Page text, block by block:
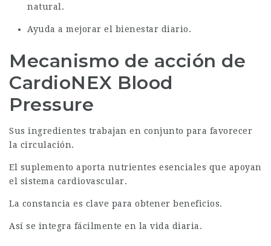
natural.
Ayuda a mejorar el bienestar diario.
Mecanismo de acción de
CardioNEX Blood
Pressure
Sus ingredientes trabajan en conjunto para favorecer
la circulación.
El suplemento aporta nutrientes esenciales que apoyan
el sistema cardiovascular.
La constancia es clave para obtener beneficios.
Así se integra fácilmente en la vida diaria.